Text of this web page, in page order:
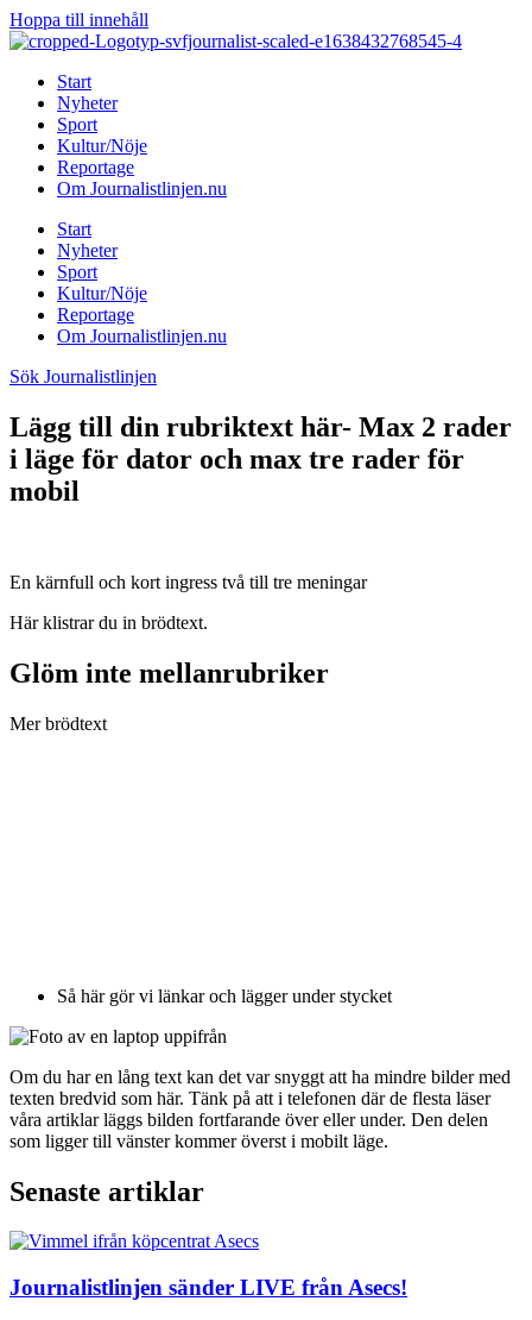
Hoppa till innehåll
Start
Nyheter
Sport
Kultur/Nöje
Reportage
Om Journalistlinjen.nu
Start
Nyheter
Sport
Kultur/Nöje
Reportage
Om Journalistlinjen.nu
Sök Journalistlinjen
Lägg till din rubriktext här- Max 2 rader
i läge för dator och max tre rader för
mobil
En kärnfull och kort ingress två till tre meningar
Här klistrar du in brödtext.
Glöm inte mellanrubriker
Mer brödtext
Så här gör vi länkar och lägger under stycket
Om du har en lång text kan det var snyggt att ha mindre bilder med
texten bredvid som här. Tänk på att i telefonen där de flesta läser
våra artiklar läggs bilden fortfarande över eller under. Den delen
som ligger till vänster kommer överst i mobilt läge.
Senaste artiklar
Journalistlinjen sänder LIVE från Asecs!